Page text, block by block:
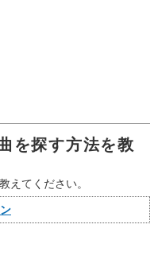
を探す方法を教
えてください。